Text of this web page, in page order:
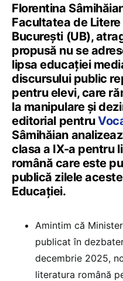
Florentina
Facultatea de
București (UB),
propusă nu se
lipsa educației
discursului public
pentru elevi, care
la manipulare și
editorial pentru
Sâmihăian
clasa a IX-a pentru
română care este
publică zilele
Educației.
Amintim că
publicat în
decembrie 2025,
literatura română